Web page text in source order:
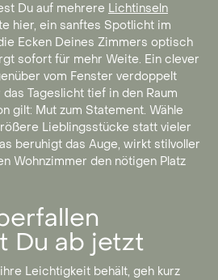
Du auf mehrere Lichtinseln
hier, ein sanftes Spotlicht im
Ecken Deines Zimmers optisch
sofort für mehr Weite. Ein clever
vom Fenster verdoppelt
Tageslicht tief in den Raum
gilt: Mut zum Statement. Wähle
Lieblingsstücke statt vieler
beruhigt das Auge, wirkt stilvoller
Wohnzimmer den nötigen Platz
Du ab jetzt
Leichtigkeit behält, geh kurz